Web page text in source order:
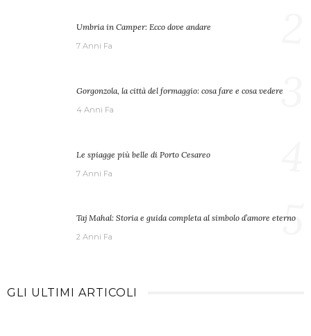
Umbria in Camper: Ecco dove andare
7 Anni Fa
Gorgonzola, la città del formaggio: cosa fare e cosa vedere
4 Anni Fa 3
Le spiagge più belle di Porto Cesareo
7 Anni Fa
Taj Mahal: Storia e guida completa al simbolo d’amore eterno
2 Anni Fa 5
GLI ULTIMI ARTICOLI